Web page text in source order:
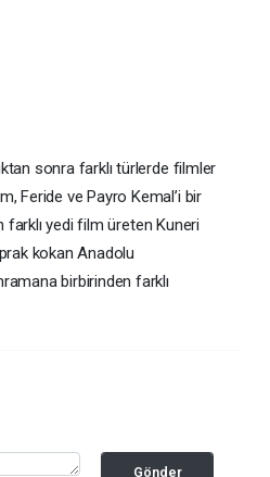
sonra farklı türlerde filmler
Feride ve Payro Kemal’i bir
yedi film üreten Kuneri
kokan Anadolu
birbirinden farklı
Gönder